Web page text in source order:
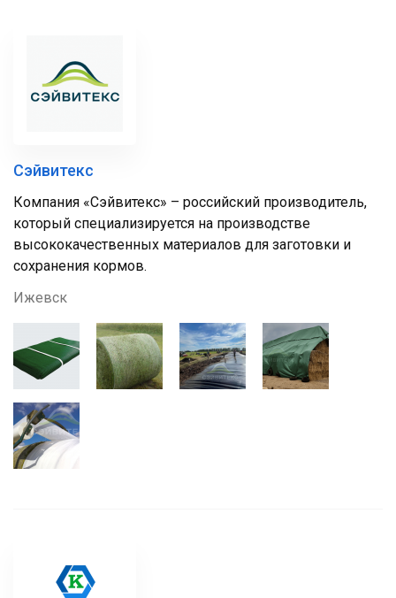
Сэйвитекс
Компания «Сэйвитекс» – российский производитель,
который специализируется на производстве
высококачественных материалов для заготовки и
сохранения кормов.
Ижевск